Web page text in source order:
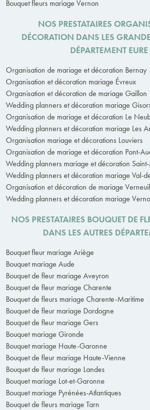
Bouquet fleurs mariage Vernon
NOS PRESTATAIRES
DÉCORATION DANS LES
DÉPARTEMENT EURE
Organisation de mariage et décoration Bernay
Organisation et décoration mariage Évreux
Organisation et décoration de mariage Gaillon
Wedding planners et décoration mariage
Organisation de mariage et décoration Le
Wedding planners et décoration mariage Les
Organisation mariage et décorations Louviers
Organisation de mariage et décoration Pont-
Wedding planners mariage et décoration
Wedding planners et décoration mariage Val-
Organisation et décoration de mariage
Wedding planners et décoration mariage
NOS PRESTATAIRES BOUQUET DE
DANS LES AUTRES
Bouquet fleur mariage Ariège
Bouquet mariage Aude
Bouquet de fleur mariage Aveyron
Bouquet de fleur mariage Charente
Bouquet de fleurs mariage Charente-Maritime
Bouquet de fleur mariage Dordogne
Bouquet de fleur mariage Gers
Bouquet mariage Gironde
Bouquet mariage Haute-Garonne
Bouquet de fleur mariage Haute-Vienne
Bouquet de fleur mariage Landes
Bouquet mariage Lot-et-Garonne
Bouquet mariage Pyrénées-Atlantiques
Bouquet de fleurs mariage Tarn